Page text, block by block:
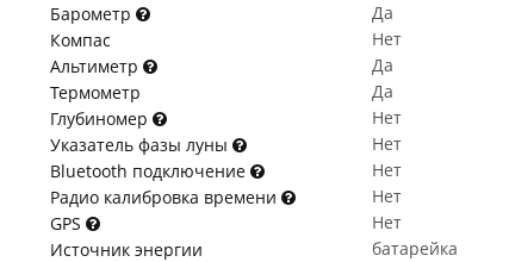
Барометр
Да
Компас
Нет
Альтиметр
Да
Термометр
Да
Глубиномер
Нет
Указатель фазы луны
Нет
Bluetooth подключение
Нет
Радио калибровка времени
Нет
GPS
Нет
Источник энергии
батарейка